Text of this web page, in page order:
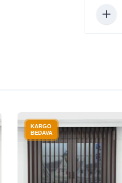
KARGO
BEDAVA